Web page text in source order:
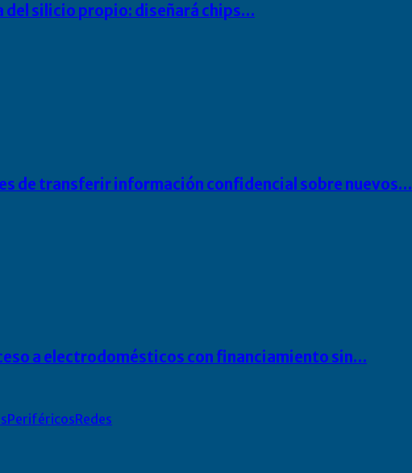
del silicio propio: diseñará chips…
de transferir información confidencial sobre nuevos…
a electrodomésticos con financiamiento sin…
PeriféricosRedes